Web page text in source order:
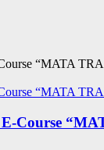
Course